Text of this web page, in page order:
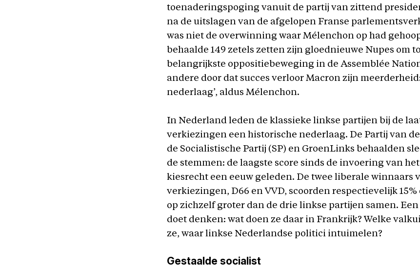
toenaderingspoging vanuit de partij van zittend
na de uitslagen van de afgelopen Franse
was niet de overwinning waar Mélenchon op had
behaalde 149 zetels zetten zijn gloednieuwe Nupes om
belangrijkste oppositiebeweging in de Assemblée
andere door dat succes verloor Macron zijn
nederlaag’, aldus Mélenchon.
In Nederland leden de klassieke linkse partijen bij de
verkiezingen een historische nederlaag. De Partij van
de Socialistische Partij (SP) en GroenLinks behaalden
de stemmen: de laagste score sinds de invoering van
kiesrecht een eeuw geleden. De twee liberale winnaars
verkiezingen, D66 en VVD, scoorden respectievelijk 15%
op zichzelf groter dan de drie linkse partijen samen.
doet denken: wat doen ze daar in Frankrijk? Welke
ze, waar linkse Nederlandse politici intuimelen?
Gestaalde socialist